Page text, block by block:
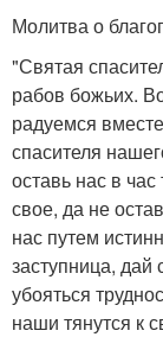
Молитва о
"Святая
рабов божьих.
радуемся
спасителя
оставь нас в
свое, да не
нас путем
заступница, дай
убояться
наши тянутся к